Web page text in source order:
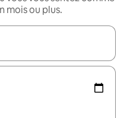
mois ou plus.
utilisez les flèches vers le